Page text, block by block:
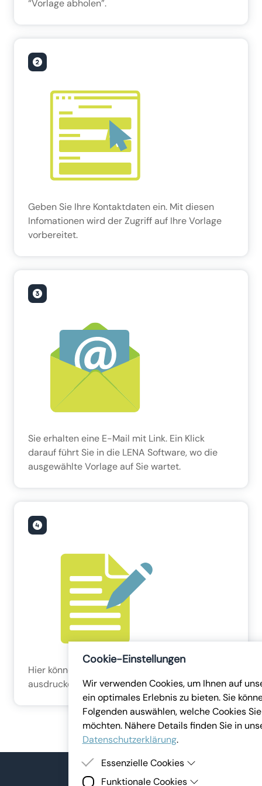
“Vorlage abholen”.
Geben Sie Ihre Kontaktdaten ein. Mit diesen
Infomationen wird der Zugriff auf Ihre Vorlage
vorbereitet.
Sie erhalten eine E-Mail mit Link. Ein Klick
darauf führt Sie in die LENA Software, wo die
ausgewählte Vorlage auf Sie wartet.
Hier können Sie die Schulung bearbeiten,
ausdrucken oder weitere Vorlagen entdecken.
Cookie-Einstellungen
Wir verwenden Cookies, um Ihnen auf
ein optimales Erlebnis zu bieten. Sie
Folgenden auswählen, welche Cookies
möchten. Nähere Details finden Sie in
Datenschutzerklärung.
Essenzielle Cookies
Essenzielle Cookies sind Cookies, welche
Funktionale Cookies